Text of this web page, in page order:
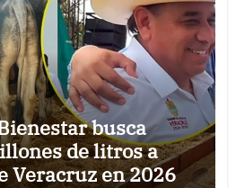
busca
de litros a
Veracruz en 2026